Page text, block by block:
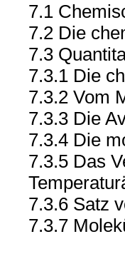
7.1
7.2 Die
7.3
7.3.1 Die
7.3.2 Vom
7.3.3 Die
7.3.4 Die
7.3.5 Das
7.3.6 Satz
7.3.7